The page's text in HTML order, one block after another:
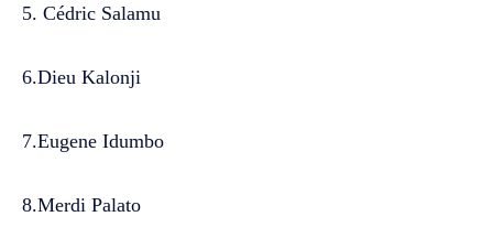
5. Cédric Salamu
6.Dieu Kalonji
7.Eugene Idumbo
8.Merdi Palato